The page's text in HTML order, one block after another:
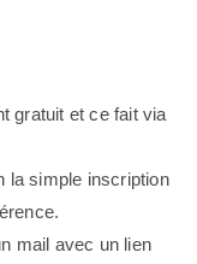
gratuit et ce fait via
la simple inscription
mail avec un lien